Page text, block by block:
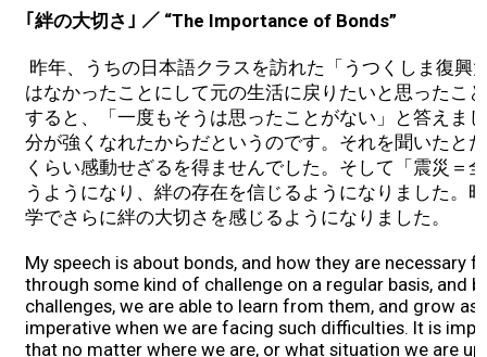
2017 Recipients
2016 Recipients
2015 Recipients
2014 Recipients
2013 Recipient
Special Event
｢絆の大切さ｣ ／ “The Importance of Bonds”
昨年、うちの日本語クラスを訪れた「うつくしま復興
はなかったことにして元の生活に戻りたいと思ったこ
すると、「一度もそうは思ったことがない」と答えま
分が強くなれたからだというのです。それを聞いたと
くらい感動せざるを得ませんでした。そして「震災＝
うようになり、絆の存在を信じるようになりました。
学でさらに絆の大切さを感じるようになりました。
My speech is about bonds, and how they are necessary
through some kind of challenge on a regular basis, and
challenges, we are able to learn from them, and grow as
imperative when we are facing such difficulties. It is
that no matter where we are, or what situation we are